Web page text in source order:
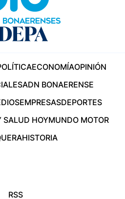
ECONOMÍAOPINIÓN
ADN BONAERENSE
EMPRESASDEPORTES
SALUD HOYMUNDO MOTOR
HISTORIA
RSS